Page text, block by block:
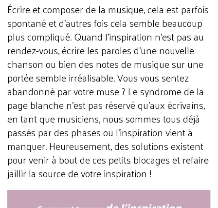
Écrire et composer de la musique, cela est parfois
spontané et d’autres fois cela semble beaucoup
plus compliqué. Quand l’inspiration n’est pas au
rendez-vous, écrire les paroles d’une nouvelle
chanson ou bien des notes de musique sur une
portée semble irréalisable. Vous vous sentez
abandonné par votre muse ? Le syndrome de la
page blanche n’est pas réservé qu’aux écrivains,
en tant que musiciens, nous sommes tous déjà
passés par des phases ou l’inspiration vient à
manquer. Heureusement, des solutions existent
pour venir à bout de ces petits blocages et refaire
jaillir la source de votre inspiration !